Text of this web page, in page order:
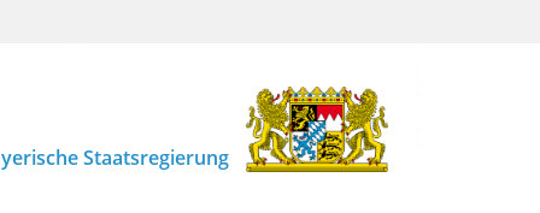
Staatsregierung